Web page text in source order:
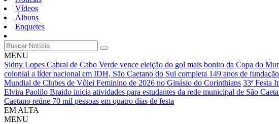
Vídeos
Álbuns
Enquetes
MENU
Sidny Lopes Cabral de Cabo Verde vence eleição do gol mais bonito da Copa do
colonial a líder nacional em IDH, São Caetano do Sul completa 149 anos de fundação
Mundial de Clubes de Vôlei Feminino de 2026 no Ginásio do Corinthians 33ª Festa
Elvira Paolilo Braido inicia atividades para estudantes da rede municipal de São
Caetano reúne 70 mil pessoas em quatro dias de festa
EM ALTA
MENU